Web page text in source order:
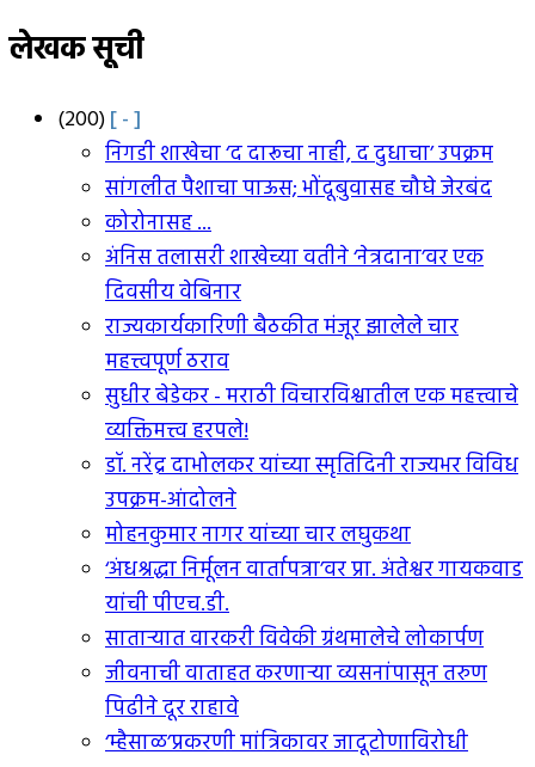
लेखक सूची
(200)[ - ]
निगडी शाखेचा ‘द दारूचा नाही, द दुधाचा’ उपक्रम
सांगलीत पैशाचा पाऊस; भोंदूबुवासह चौघे जेरबंद
कोरोनासह ...
अंनिस तलासरी शाखेच्या वतीने ‘नेत्रदाना’वर एक
दिवसीय वेबिनार
राज्यकार्यकारिणी बैठकीत मंजूर झालेले चार
महत्त्वपूर्ण ठराव
सुधीर बेडेकर - मराठी विचारविश्वातील एक महत्त्वाचे
व्यक्तिमत्त्व हरपले!
डॉ. नरेंद्र दाभोलकर यांच्या स्मृतिदिनी राज्यभर विविध
उपक्रम-आंदोलने
मोहनकुमार नागर यांच्या चार लघुकथा
‘अंधश्रद्धा निर्मूलन वार्तापत्रा’वर प्रा. अंतेश्वर गायकवाड
यांची पीएच.डी.
सातार्‍यात वारकरी विवेकी ग्रंथमालेचे लोकार्पण
जीवनाची वाताहत करणार्‍या व्यसनांपासून तरुण
पिढीने दूर राहावे
‘म्हैसाळ’प्रकरणी मांत्रिकावर जादूटोणाविरोधी